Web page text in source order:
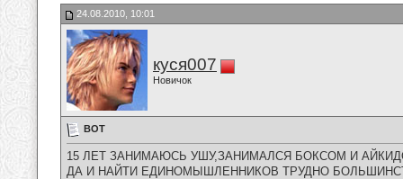
24.08.2010, 10:01
куся007
Новичок
ВОТ
15 ЛЕТ ЗАНИМАЮСЬ УШУ,ЗАНИМАЛСЯ БОКСОМ И
ДА И НАЙТИ ЕДИНОМЫШЛЕННИКОВ ТРУДНО